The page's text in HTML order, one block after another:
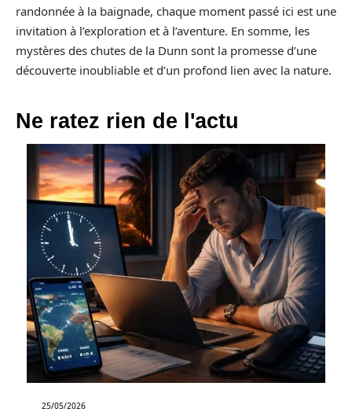
randonnée à la baignade, chaque moment passé ici est une
invitation à l’exploration et à l’aventure. En somme, les
mystères des chutes de la Dunn sont la promesse d’une
découverte inoubliable et d’un profond lien avec la nature.
Ne ratez rien de l'actu
25/05/2026